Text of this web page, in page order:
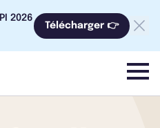
2026
Télécharger 👉
menu